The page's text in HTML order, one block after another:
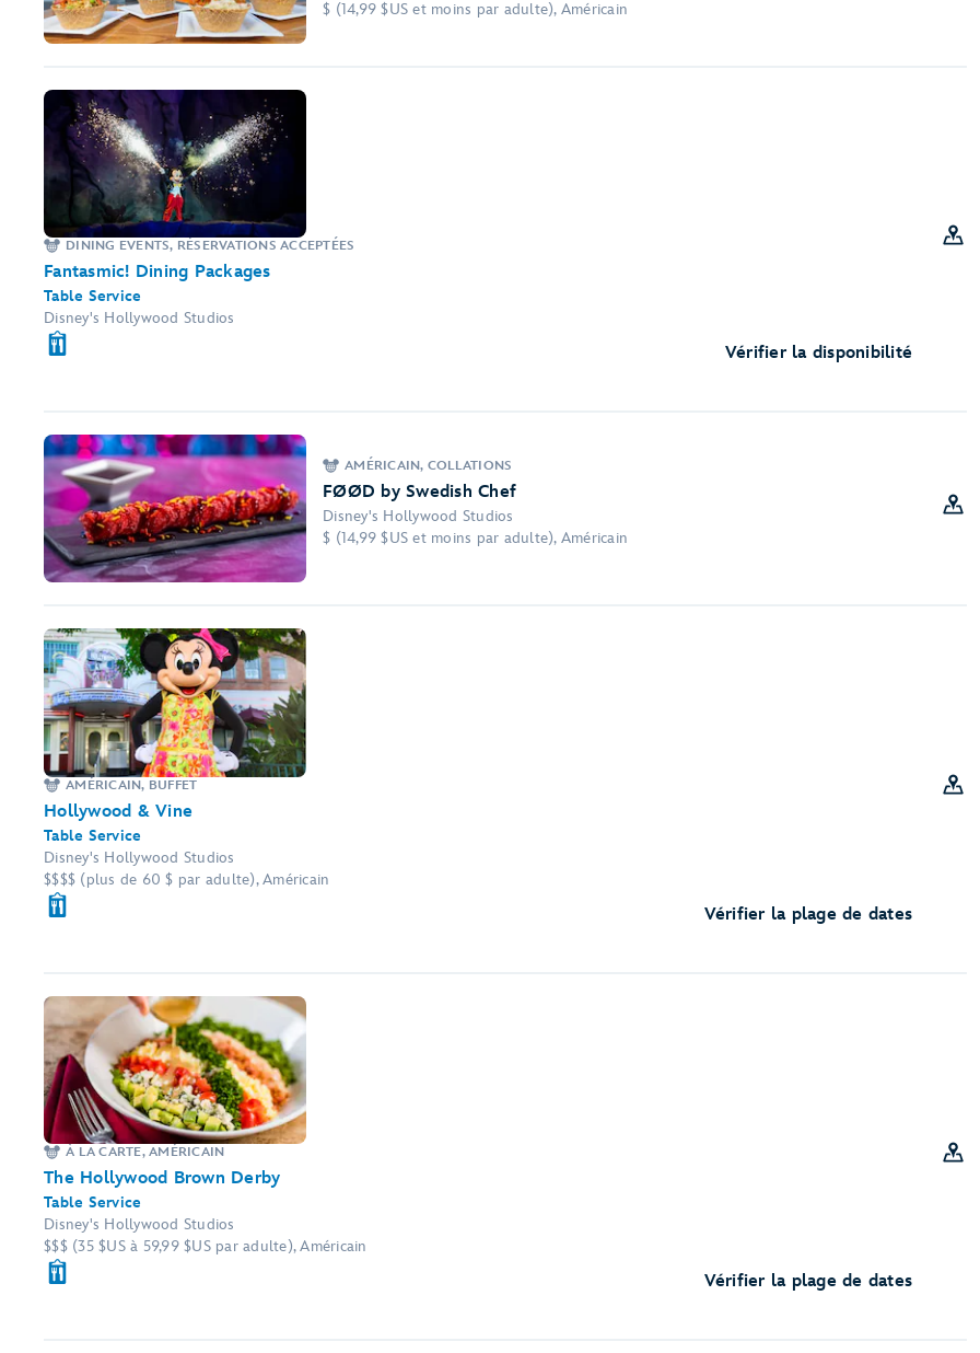
$ (14,99 $US et moins par adulte), Américain
DINING EVENTS, RÉSERVATIONS ACCEPTÉES
Fantasmic! Dining Packages
Table Service
Disney's Hollywood Studios
Vérifier la disponibilité
AMÉRICAIN, COLLATIONS
FØØD by Swedish Chef
Disney's Hollywood Studios
$ (14,99 $US et moins par adulte), Américain
AMÉRICAIN, BUFFET
Hollywood & Vine
Table Service
Disney's Hollywood Studios
$$$$ (plus de 60 $ par adulte), Américain
Vérifier la plage de dates
À LA CARTE, AMÉRICAIN
The Hollywood Brown Derby
Table Service
Disney's Hollywood Studios
$$$ (35 $US à 59,99 $US par adulte), Américain
Vérifier la plage de dates